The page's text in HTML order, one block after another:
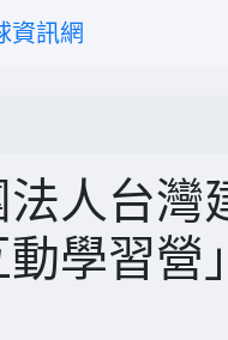
資訊網
法人台
學習營